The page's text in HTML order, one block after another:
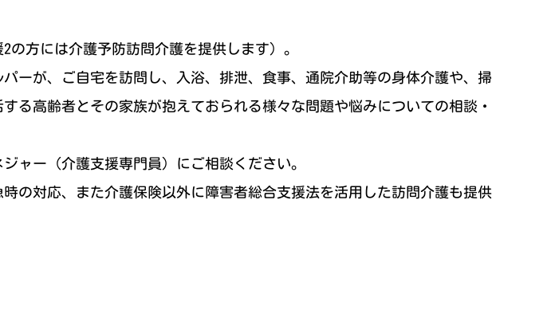
方には介護予防訪問介護を提供します）。
ーが、ご自宅を訪問し、入浴、排泄、食事、通院介助等の身体介護や、掃
る高齢者とその家族が抱えておられる様々な問題や悩みについての相談・
ャー（介護支援専門員）にご相談ください。
の対応、また介護保険以外に障害者総合支援法を活用した訪問介護も提供